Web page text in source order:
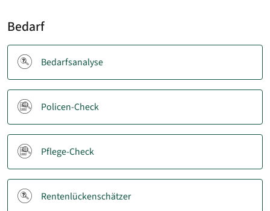
Bedarf
Bedarfsanalyse
Policen-Check
Pflege-Check
Rentenlückenschätzer